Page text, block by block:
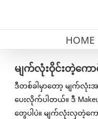
HOME
မျက်လုံးဝိုင်းတဲ့ကော
ဒီတစ်ခါမှာတော့ မျက်လုံး
ပေးလိုက်ပါတယ်။ ဒီ
တွေပါပဲ။ မျက်လုံးလှတဲ့ကေ